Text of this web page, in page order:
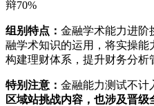
辩70%
组别特点： 金融学术能力进阶
融学术知识的运用，将实操
构建理财体系，提升财务分析
特别注意： 金融能力测试不计
区域站挑战内容，也涉及晋级